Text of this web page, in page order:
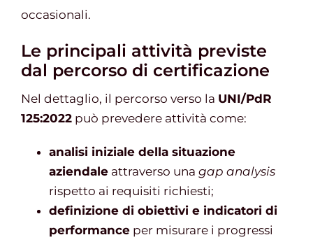
occasionali.
Le principali attività previste
dal percorso di certificazione
Nel dettaglio, il percorso verso la UNI/PdR
125:2022 può prevedere attività come:
analisi iniziale della situazione
aziendale attraverso una gap analysis
rispetto ai requisiti richiesti;
definizione di obiettivi e indicatori di
performance per misurare i progressi